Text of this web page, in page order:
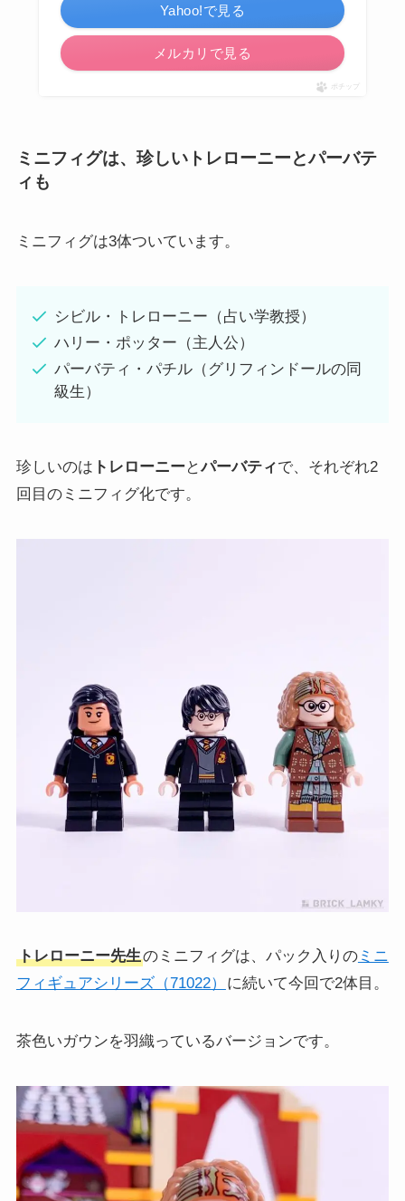
Yahoo!で見る
メルカリで見る
ポチップ
ミニフィグは、珍しいトレローニーとパーバテ
ィも
ミニフィグは3体ついています。
シビル・トレローニー（占い学教授）
ハリー・ポッター（主人公）
パーバティ・パチル（グリフィンドールの同
級生）
珍しいのは トレローニーとパーバティで、それぞれ2
回目のミニフィグ化です。
トレローニー先生のミニフィグは、パック入りのミニ
フィギュアシリーズ（71022）
に続いて今回で2体目。
茶色いガウンを羽織っているバージョンです。